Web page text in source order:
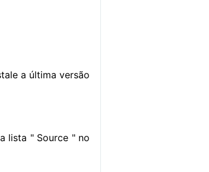
a última versão
lista " Source " no